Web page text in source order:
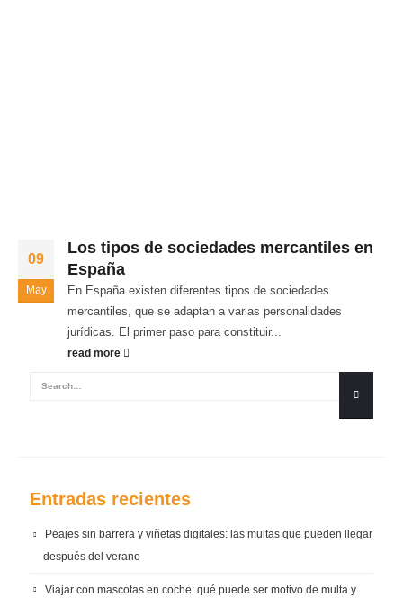
09
May
Los tipos de sociedades mercantiles en
España
En España existen diferentes tipos de sociedades
mercantiles, que se adaptan a varias personalidades
jurídicas. El primer paso para constituir...
read more
Entradas recientes
Peajes sin barrera y viñetas digitales: las multas que pueden llegar
después del verano
Viajar con mascotas en coche: qué puede ser motivo de multa y